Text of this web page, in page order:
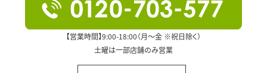
【営業時間】9:00-18:00（月～金 ※祝日除く）
土曜は一部店舗のみ営業